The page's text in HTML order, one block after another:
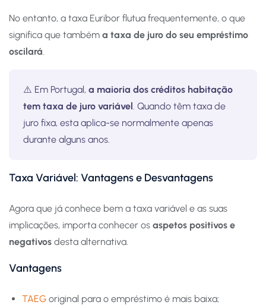
No entanto, a taxa Euribor flutua frequentemente, o que
significa que também a taxa de juro do seu empréstimo
oscilará.
⚠️ Em Portugal, a maioria dos créditos habitação
tem taxa de juro variável. Quando têm taxa de
juro fixa, esta aplica-se normalmente apenas
durante alguns anos.
Taxa Variável: Vantagens e Desvantagens
Agora que já conhece bem a taxa variável e as suas
implicações, importa conhecer os aspetos positivos e
negativos desta alternativa.
Vantagens
TAEG original para o empréstimo é mais baixa;